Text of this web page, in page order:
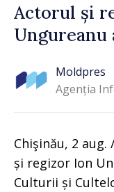
Actorul și
Moldpres
Agenția
Chişinău, 2 aug.
și regizor Ion
Culturii și